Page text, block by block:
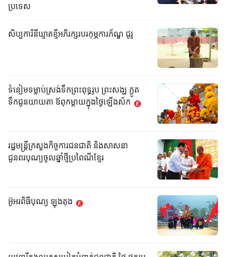
ប្រទេស
សិប្បការិនីឃ្មាតខ្មីអភិរក្សរបរកុម្ភការភ័ណ្ឌ ជូរូ
ទំនៀមទម្លាប់ស្រង់ទឹកព្រះពុទ្ធរូប ព្រះសង្ឃ ភ្ងូត
ទឹកជូនយាយតា ឪពុកម្តាយក្នុងថ្ងៃឡើងស័ក
រដ្ឋមន្ត្រីក្រសួងកិច្ចការជនជាតិ និងសាសនា
ជូនពរបុណ្យចូលឆ្នាំថ្មីប្រពៃណីខ្មែរ
អ៊ូអរពិធីបុណ្យ ឡុងតុង